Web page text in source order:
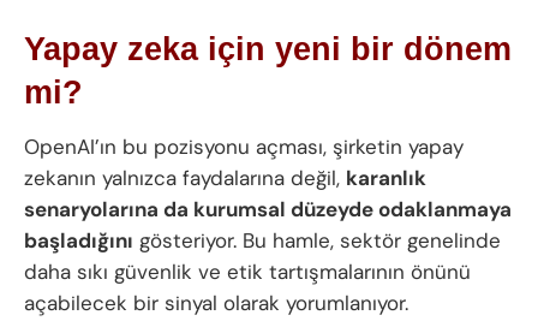
Yapay zeka için yeni bir dönem
mi?
OpenAI’ın bu pozisyonu açması, şirketin yapay
zekanın yalnızca faydalarına değil, karanlık
senaryolarına da kurumsal düzeyde odaklanmaya
başladığını gösteriyor. Bu hamle, sektör genelinde
daha sıkı güvenlik ve etik tartışmalarının önünü
açabilecek bir sinyal olarak yorumlanıyor.